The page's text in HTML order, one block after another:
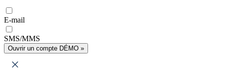
E-mail
SMS/MMS
Ouvrir un compte DÉMO »